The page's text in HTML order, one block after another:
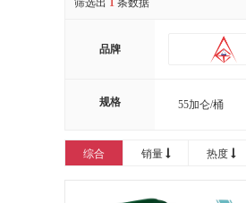
筛选出 1 条数据
品牌
规格 55加仑/桶
综合 销量 热度